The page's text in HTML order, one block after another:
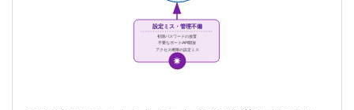
設定ミス・管理不備
初期パスワードの放置
不要なポート/API開放
アクセス権限の設定ミス